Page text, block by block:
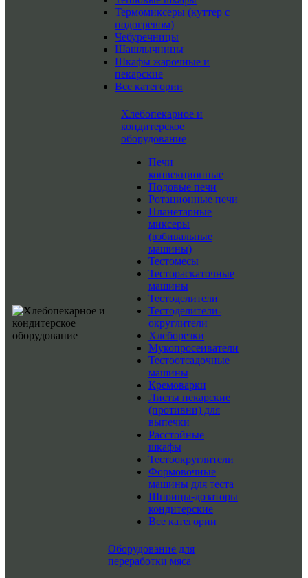
Термомиксеры (куттер с
подогревом)
Чебуречницы
Шашлычницы
Шкафы жарочные и
пекарские
Все категории
Хлебопекарное и
кондитерское
оборудование
Печи
конвекционные
Подовые печи
Ротационные печи
Планетарные
миксеры
(взбивальные
машины)
Тестомесы
Тестораскаточные
машины
Тестоделители
Тестоделители-
округлители
Хлеборезки
Мукопросеиватели
Тестоотсадочные
машины
Кремоварки
Листы пекарские
(противни) для
выпечки
Расстойные
шкафы
Тестоокруглители
Формовочные
машины для теста
Шприцы-дозаторы
кондитерские
Все категории
Оборудование для
переработки мяса